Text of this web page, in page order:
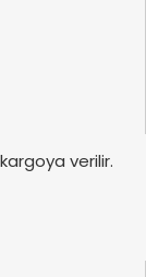
verilir.